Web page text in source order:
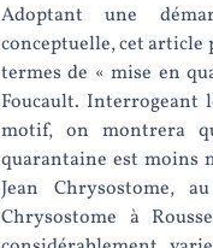
Adoptant une
conceptuelle, cet article
termes de « mise en
Foucault. Interrogeant
motif, on montrera
quarantaine est moins
Jean Chrysostome, au
Chrysostome à